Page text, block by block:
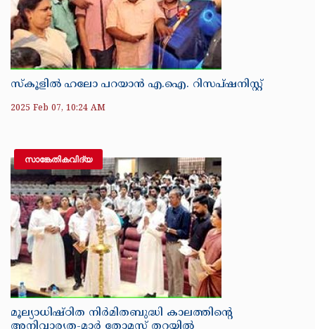
സ്കൂ‌ളിൽ ഹലോ പറയാൻ എ.ഐ. റിസപ്ഷനിസ്റ്റ്
2025 Feb 07, 10:24 AM
സാങ്കേതികവിദ്യ
മൂല്യാധിഷ്‌ഠിത നിർമിതബുദ്ധി കാലത്തിൻ്റെ